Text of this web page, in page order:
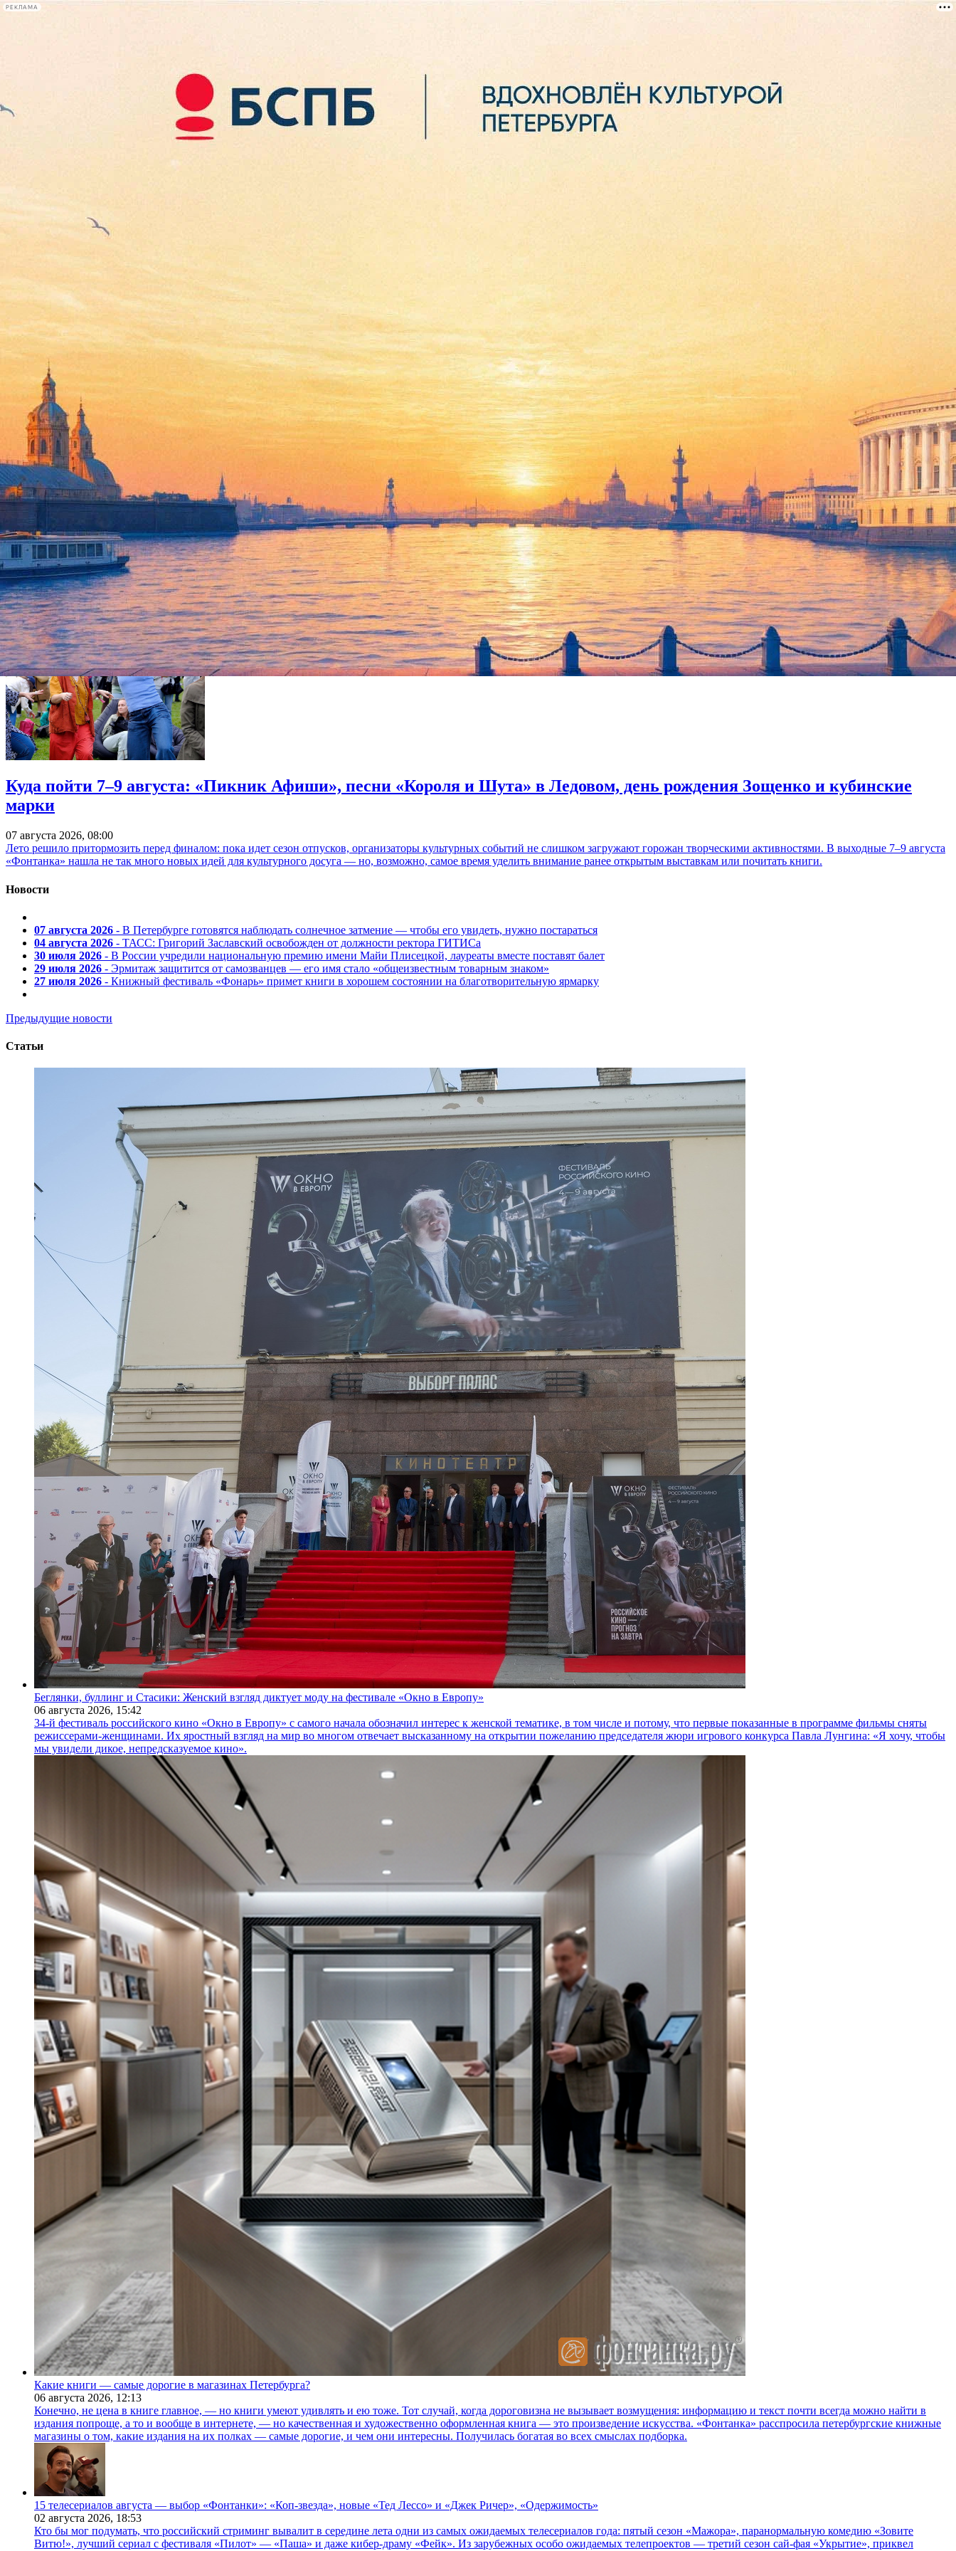
РЕКЛАМА
лекции
книги
Дольф Лундгрен попадет в мексиканскую тюрьму
25 июня 2015,
Продюсер и режиссер Эллис Фрэзиер («Перейти черту», «Осечка») запускает в работу проект под первоначальным названием «Кража». По сведениям The Variety
, главную роль в триллере
сыграет Дольф Лундгрен.
По сценарию герой Лундгрена, бывший оперативник и специалист по взлому, получает из ЦРУ задание проникнуть в мексиканскую тюрьму, построенную по принципу базы в Гуантанамо, и
выкрасть из сейфа конфиденциальную информацию. По стечению обстоятельств там же хранятся конфискованные миллионы главы местного наркокартеля, который посылает своих
головорезов для того, чтобы вернуть реквизированное богатство.
Дата релиза картины пока не определена. Одной из последних работ шведской кинозвезды стало участие в фильме братьев Коэнов «Аве, Цезарь!», где 58-летний культурист сыграл роль
капитана советской подлодки.
Куда пойти 7–9 августа: «Пикник Афиши», песни «Короля и Шута» в Ледовом, день рождения Зощенко и кубинские
марки
07 августа 2026, 08:00
Лето решило притормозить перед финалом: пока идет сезон отпусков, организаторы культурных событий не слишком загружают горожан творческими активностями. В выходные 7–9 августа
«Фонтанка» нашла не так много новых идей для культурного досуга — но, возможно, самое время уделить внимание ранее открытым выставкам или почитать книги.
Новости
07 августа 2026 - В Петербурге готовятся наблюдать солнечное затмение — чтобы его увидеть, нужно постараться
04 августа 2026 - ТАСС: Григорий Заславский освобожден от должности ректора ГИТИСа
30 июля 2026 - В России учредили национальную премию имени Майи Плисецкой, лауреаты вместе поставят балет
29 июля 2026 - Эрмитаж защитится от самозванцев — его имя стало «общеизвестным товарным знаком»
27 июля 2026 - Книжный фестиваль «Фонарь» примет книги в хорошем состоянии на благотворительную ярмарку
Предыдущие новости
Статьи
Беглянки, буллинг и Стасики: Женский взгляд диктует моду на фестивале «Окно в Европу»
06 августа 2026, 15:42
34-й фестиваль российского кино «Окно в Европу» с самого начала обозначил интерес к женской тематике, в том числе и потому, что первые показанные в программе фильмы сняты
режиссерами-женщинами. Их яростный взгляд на мир во многом отвечает высказанному на открытии пожеланию председателя жюри игрового конкурса Павла Лунгина: «Я хочу, чтобы
мы увидели дикое, непредсказуемое кино».
Какие книги — самые дорогие в магазинах Петербурга?
06 августа 2026, 12:13
Конечно, не цена в книге главное, — но книги умеют удивлять и ею тоже. Тот случай, когда дороговизна не вызывает возмущения: информацию и текст почти всегда можно найти в
издания попроще, а то и вообще в интернете, — но качественная и художественно оформленная книга — это произведение искусства. «Фонтанка» расспросила петербургские книжные
магазины о том, какие издания на их полках — самые дорогие, и чем они интересны. Получилась богатая во всех смыслах подборка.
15 телесериалов августа — выбор «Фонтанки»: «Коп-звезда», новые «Тед Лессо» и «Джек Ричер», «Одержимость»
02 августа 2026, 18:53
Кто бы мог подумать, что российский стриминг вывалит в середине лета одни из самых ожидаемых телесериалов года: пятый сезон «Мажора», паранормальную комедию «Зовите
Витю!», лучший сериал с фестиваля «Пилот» — «Паша» и даже кибер-драму «Фейк». Из зарубежных особо ожидаемых телепроектов — третий сезон сай-фая «Укрытие», приквел